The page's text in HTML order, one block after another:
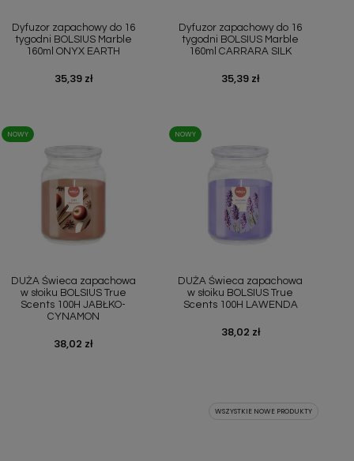
Dyfuzor zapachowy do 16
tygodni BOLSIUS Marble
160ml ONYX EARTH
Cena
35,39 zł
Dyfuzor zapachowy do 16
tygodni BOLSIUS Marble
160ml CARRARA SILK
Cena
35,39 zł
DUŻA Świeca zapachowa
w słoiku BOLSIUS True
Scents 100H JABŁKO-
CYNAMON
Cena
38,02 zł
NOWY
DUŻA Świeca zapachowa
w słoiku BOLSIUS True
Scents 100H LAWENDA
Cena
38,02 zł
NOWY
WSZYSTKIE NOWE PRODUKTY